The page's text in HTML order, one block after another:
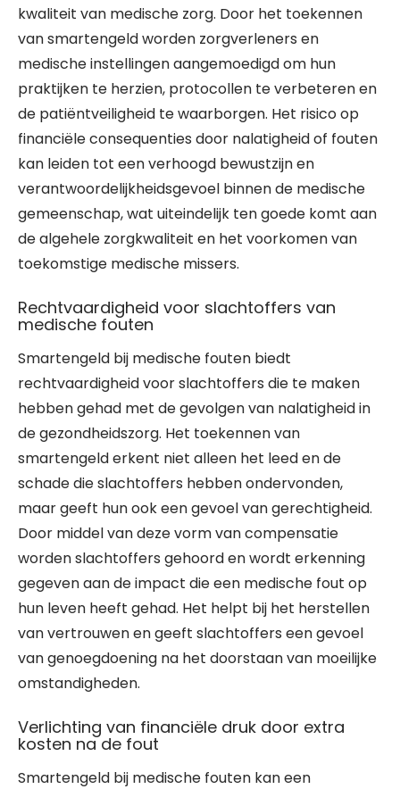
kwaliteit van medische zorg. Door het toekennen
van smartengeld worden zorgverleners en
medische instellingen aangemoedigd om hun
praktijken te herzien, protocollen te verbeteren en
de patiëntveiligheid te waarborgen. Het risico op
financiële consequenties door nalatigheid of fouten
kan leiden tot een verhoogd bewustzijn en
verantwoordelijkheidsgevoel binnen de medische
gemeenschap, wat uiteindelijk ten goede komt aan
de algehele zorgkwaliteit en het voorkomen van
toekomstige medische missers.
Rechtvaardigheid voor slachtoffers van
medische fouten
Smartengeld bij medische fouten biedt
rechtvaardigheid voor slachtoffers die te maken
hebben gehad met de gevolgen van nalatigheid in
de gezondheidszorg. Het toekennen van
smartengeld erkent niet alleen het leed en de
schade die slachtoffers hebben ondervonden,
maar geeft hun ook een gevoel van gerechtigheid.
Door middel van deze vorm van compensatie
worden slachtoffers gehoord en wordt erkenning
gegeven aan de impact die een medische fout op
hun leven heeft gehad. Het helpt bij het herstellen
van vertrouwen en geeft slachtoffers een gevoel
van genoegdoening na het doorstaan van moeilijke
omstandigheden.
Verlichting van financiële druk door extra
kosten na de fout
Smartengeld bij medische fouten kan een